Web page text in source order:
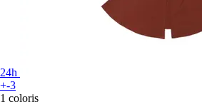
24h
+-3
1 coloris